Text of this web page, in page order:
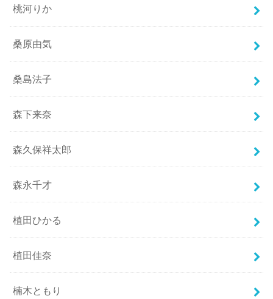
桃河りか
桑原由気
桑島法子
森下来奈
森久保祥太郎
森永千才
植田ひかる
植田佳奈
楠木ともり